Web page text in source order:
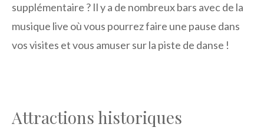
supplémentaire ? Il y a de nombreux bars avec de la
musique live où vous pourrez faire une pause dans
vos visites et vous amuser sur la piste de danse !
Attractions historiques